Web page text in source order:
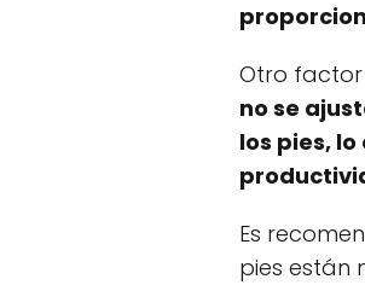
Otro
no se
los pies,
Es
pies están